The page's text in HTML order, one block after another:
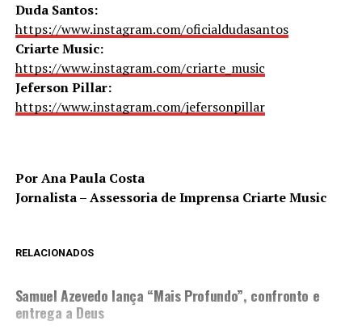
Duda Santos:
https://www.instagram.com/oficialdudasantos
Criarte Music:
https://www.instagram.com/criarte_music
Jeferson Pillar:
https://www.instagram.com/jefersonpillar
Por Ana Paula Costa
Jornalista – Assessoria de Imprensa Criarte Music
RELACIONADOS
Samuel Azevedo lança “Mais Profundo”, confronto e
entrega a Deus